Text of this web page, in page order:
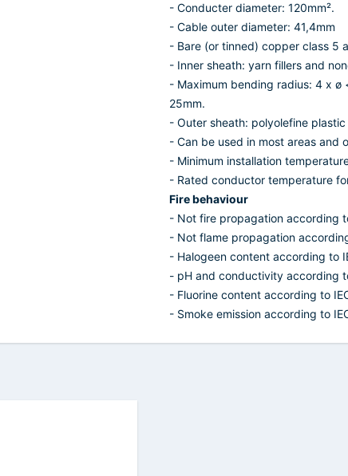
- Conducter diameter: 120mm².
- Cable outer diameter: 41,4mm
- Bare (or tinned) copper class 5
- Inner sheath: yarn fillers and
- Maximum bending radius: 4 x
25mm.
- Outer sheath: polyolefine
- Can be used in most areas and
- Minimum installation
- Rated conductor temperature
Fire behaviour
- Not fire propagation according
- Not flame propagation
- Halogeen content according to
- pH and conductivity according
- Fluorine content according to
- Smoke emission according to